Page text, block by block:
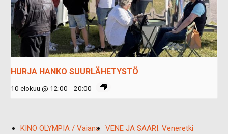
HURJA HANKO SUURLÄHETYSTÖ
10 elokuu @ 12:00 - 20:00
KINO OLYMPIA / Vaiana
VENE JA SAARI. Veneretki